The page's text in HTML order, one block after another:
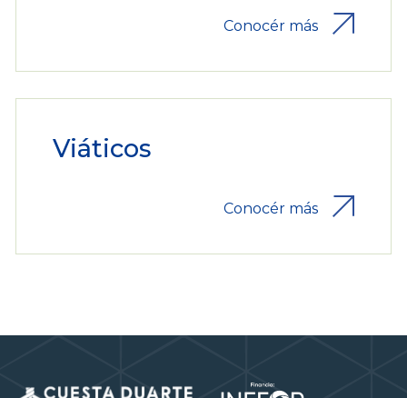
Conocér más
Viáticos
Conocér más